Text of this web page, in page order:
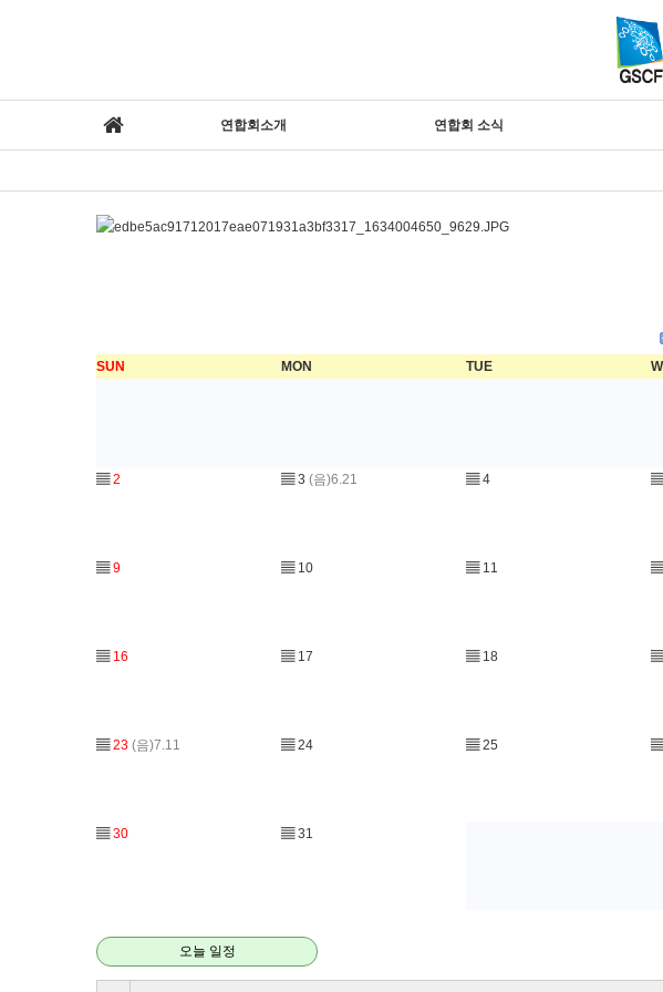
연합회소개 연합회 소식
SUN MON TUE
▤ 2 ▤ 3 (음)6.21 ▤ 4 ▤
▤ 9 ▤ 10 ▤ 11 ▤
▤ 16 ▤ 17 ▤ 18 ▤
▤ 23 (음)7.11 ▤ 24 ▤ 25 ▤
▤ 30 ▤ 31
오늘 일정